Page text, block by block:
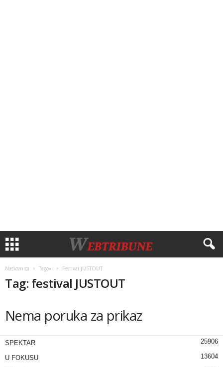
Naslovnica Tagovi Festival JUSTOUT
Tag: festival JUSTOUT
Nema poruka za prikaz
SPEKTAR 25906
U FOKUSU 13604